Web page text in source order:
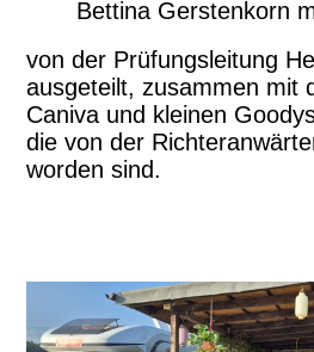
Bettina Gerstenkorn
von der Prüfungsleitung
ausgeteilt, zusammen mit
Caniva und kleinen
die von der
worden sind.